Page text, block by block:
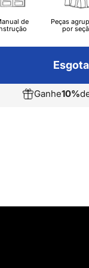
de
Peças
por
Ganhe10%